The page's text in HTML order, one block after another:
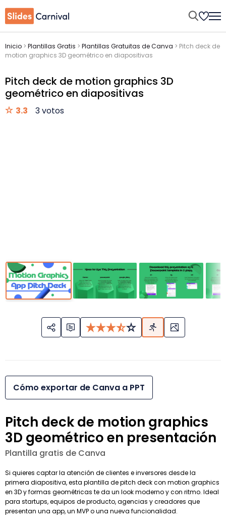
Inicio > Plantillas Gratis > Plantillas Gratuitas de Canva > Pitch deck de
motion graphics 3D geométrico en diapositivas
Pitch deck de motion graphics 3D
geométrico en diapositivas
3.3 3 votos
Cómo exportar de Canva a PPT
Pitch deck de motion graphics
3D geométrico en presentación
Plantilla gratis de Canva
Si quieres captar la atención de clientes e inversores desde la
primera diapositiva, esta plantilla de pitch deck con motion graphics
en 3D y formas geométricas te da un look moderno y con ritmo. Ideal
para startups, equipos de producto, agencias y creadores que
presentan una app, un MVP o una nueva funcionalidad.